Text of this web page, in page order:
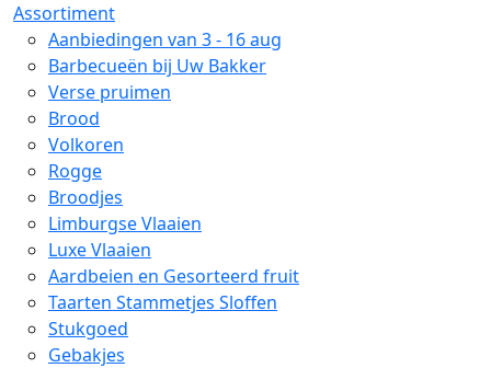
Assortiment
Aanbiedingen van 3 - 16 aug
Barbecueën bij Uw Bakker
Verse pruimen
Brood
Volkoren
Rogge
Broodjes
Limburgse Vlaaien
Luxe Vlaaien
Aardbeien en Gesorteerd fruit
Taarten Stammetjes Sloffen
Stukgoed
Gebakjes